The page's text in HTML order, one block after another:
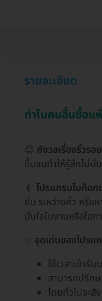
รายละเอียด
ทำไมคนอื่นซื้อแ
😊 กังวลเรื่องริ้วรอ
ขึ้นจนทำให้รู้สึกไม่มั่
💉 โปรแกรมโบท็อ
ย่น ระหว่างคิ้ว หรือ
มั่นใจในงานหรือโอ
จุดเด่นของโปรแ
ใช้เวลาเข้ารั
สามารถปรึก
โดยทั่วไปจะ